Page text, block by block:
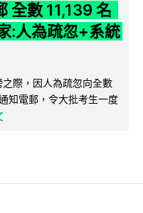
全數 11,139 名
:人為疏忽+系統
際，因人為疏忽向全數
知電郵，令大批考生一度